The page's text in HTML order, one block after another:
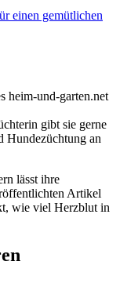
einen gemütlichen
heim-und-garten.net
gibt sie gerne
Hundezüchtung an
lässt ihre
Artikel
wie viel Herzblut in